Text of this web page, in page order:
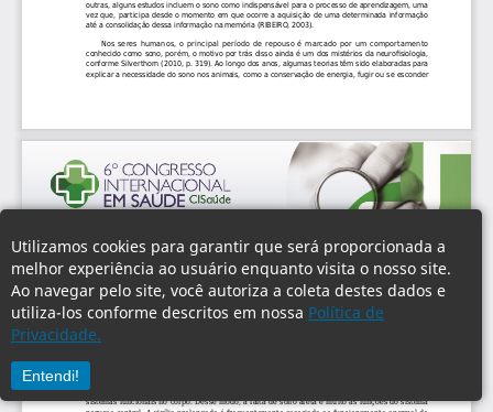
Utilizamos cookies para garantir que será proporcionada a
melhor experiência ao usuário enquanto visita o nosso site.
Ao navegar pelo site, você autoriza a coleta destes dados e
utiliza-los conforme descritos em nossa Política de
Privacidade.
Entendi!